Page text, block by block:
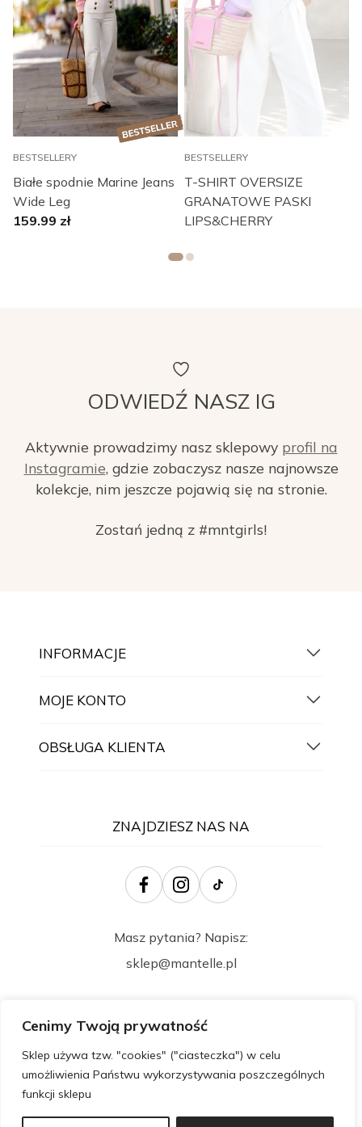
Cenimy Twoją prywatność
Sklep używa tzw. "cookies" ("ciasteczka") w celu
umożliwienia Państwu wykorzystywania poszczególnych
funkcji sklepu
BESTSELLERY
Białe spodnie Marine Jeans
Wide Leg
159.99 zł
BESTSELLERY
T-SHIRT OVERSIZE
GRANATOWE PASKI
LIPS&CHERRY
ODWIEDŹ NASZ IG
Aktywnie prowadzimy nasz sklepowy profil na
Instagramie, gdzie zobaczysz nasze najnowsze
kolekcje, nim jeszcze pojawią się na stronie.
Zostań jedną z #mntgirls!
INFORMACJE
MOJE KONTO
OBSŁUGA KLIENTA
ZNAJDZIESZ NAS NA
Masz pytania? Napisz:
sklep@mantelle.pl
Wszelkie prawa zastrzeżone @ 2024